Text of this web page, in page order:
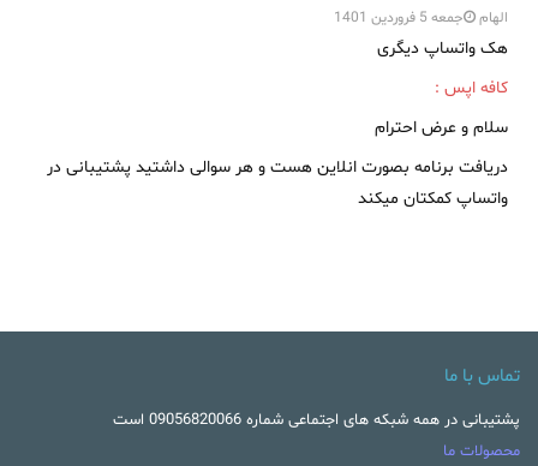
الهام جمعه 5 فروردین 1401
هک واتساپ دیگری
کافه اپس :
سلام و عرض احترام
دریافت برنامه بصورت انلاین هست و هر سوالی داشتید پشتیبانی در
واتساپ کمکتان میکند
تماس با ما
پشتیبانی در همه شبکه های اجتماعی شماره 09056820066 است
محصولات ما